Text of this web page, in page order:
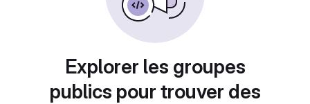
Explorer les groupes
publics pour trouver des